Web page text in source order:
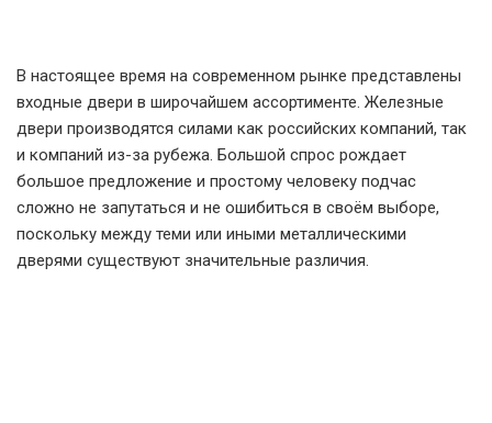
В настоящее время на современном рынке представлены
входные двери в широчайшем ассортименте. Железные
двери производятся силами как российских компаний, так
и компаний из-за рубежа. Большой спрос рождает
большое предложение и простому человеку подчас
сложно не запутаться и не ошибиться в своём выборе,
поскольку между теми или иными металлическими
дверями существуют значительные различия.